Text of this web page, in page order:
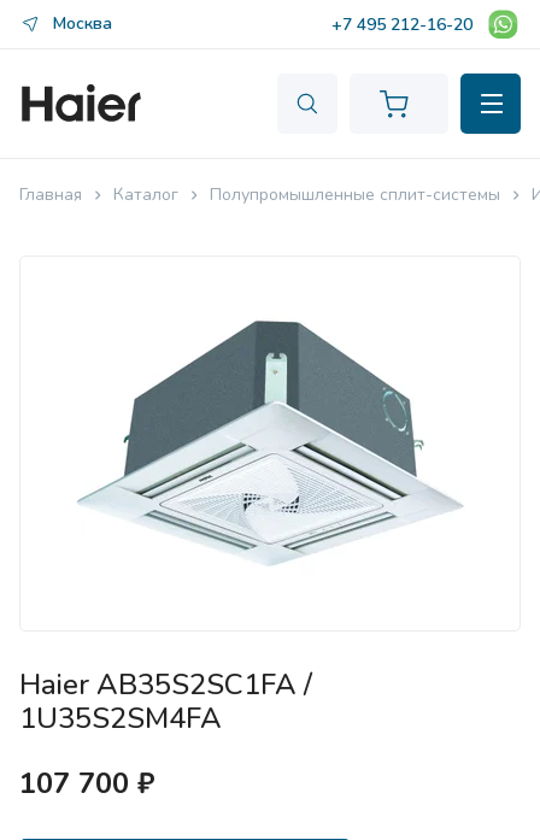
Москва +7 495 212-16-20
Главная Каталог Полупромышленные сплит-системы
Haier AB35S2SC1FA /
1U35S2SM4FA
107 700 ₽